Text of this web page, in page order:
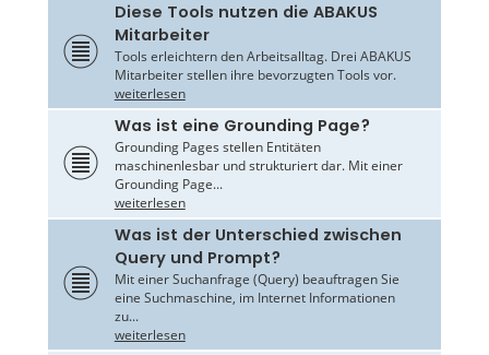
Diese Tools nutzen die ABAKUS
Mitarbeiter
Tools erleichtern den Arbeitsalltag. Drei ABAKUS
Mitarbeiter stellen ihre bevorzugten Tools vor.
weiterlesen
Was ist eine Grounding Page?
Grounding Pages stellen Entitäten
maschinenlesbar und strukturiert dar. Mit einer
Grounding Page...
weiterlesen
Was ist der Unterschied zwischen
Query und Prompt?
Mit einer Suchanfrage (Query) beauftragen Sie
eine Suchmaschine, im Internet Informationen
zu...
weiterlesen